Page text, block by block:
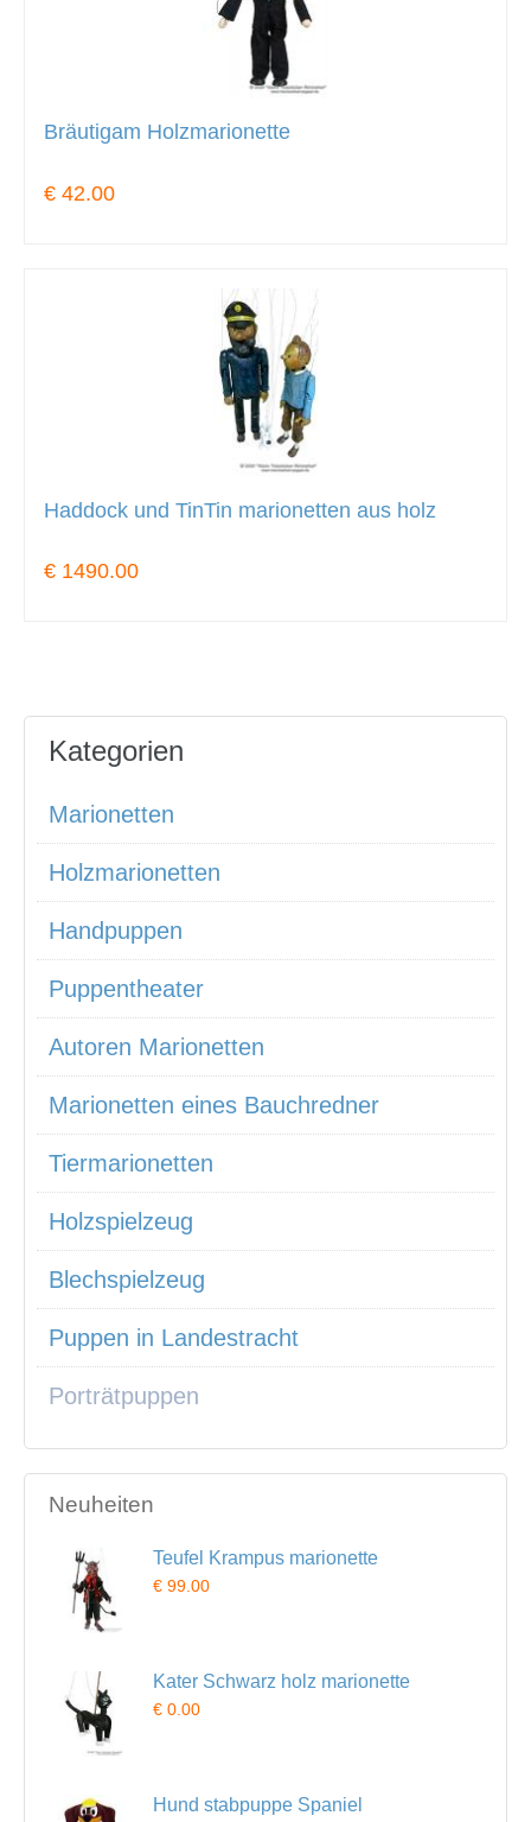
Bräutigam Holzmarionette
€ 42.00
Haddock und TinTin marionetten aus holz
€ 1490.00
Kategorien
Marionetten
Holzmarionetten
Handpuppen
Puppentheater
Autoren Marionetten
Marionetten eines Bauchredner
Tiermarionetten
Holzspielzeug
Blechspielzeug
Puppen in Landestracht
Porträtpuppen
Neuheiten
Teufel Krampus marionette
€ 99.00
Kater Schwarz holz marionette
€ 0.00
Hund stabpuppe Spaniel